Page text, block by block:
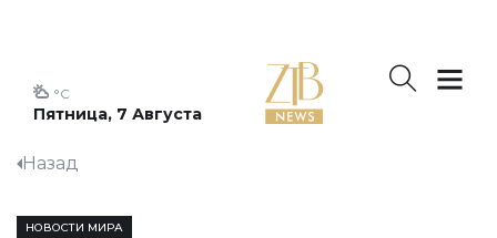
Пятница, 7 Августа
°C
Назад
НОВОСТИ МИРА